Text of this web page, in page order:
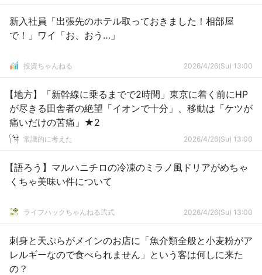
新入社員「出張先のホテル取っておきました！相部屋
で！」ワイ「お、おう…」
投資ちゃんねる 2026/4/26(Su) 13:00
【地方】「新幹線に乗るまでで2時間」東京に着く前にHP
が尽きる田舎者の絶望「イオンで十分」、移動は「ケツが
痛いだけの苦痛」★2
常識的に考えた 2026/4/26(Su) 13:00
【語ろう】マルハニチロの冷凍のミラノ風ドリアがめちゃ
くちゃ美味い件について
ライフハックちゃんねる弐式 2026/4/26(Su) 13:00
刺身と天ぷらがメインのお店に「魚介類全般と小麦粉がア
レルギーなので食べられません」という客は何しに来た
の？